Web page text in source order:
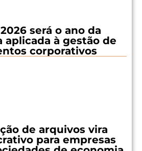
será o ano da
à gestão de
corporativos
de arquivos vira
para empresas